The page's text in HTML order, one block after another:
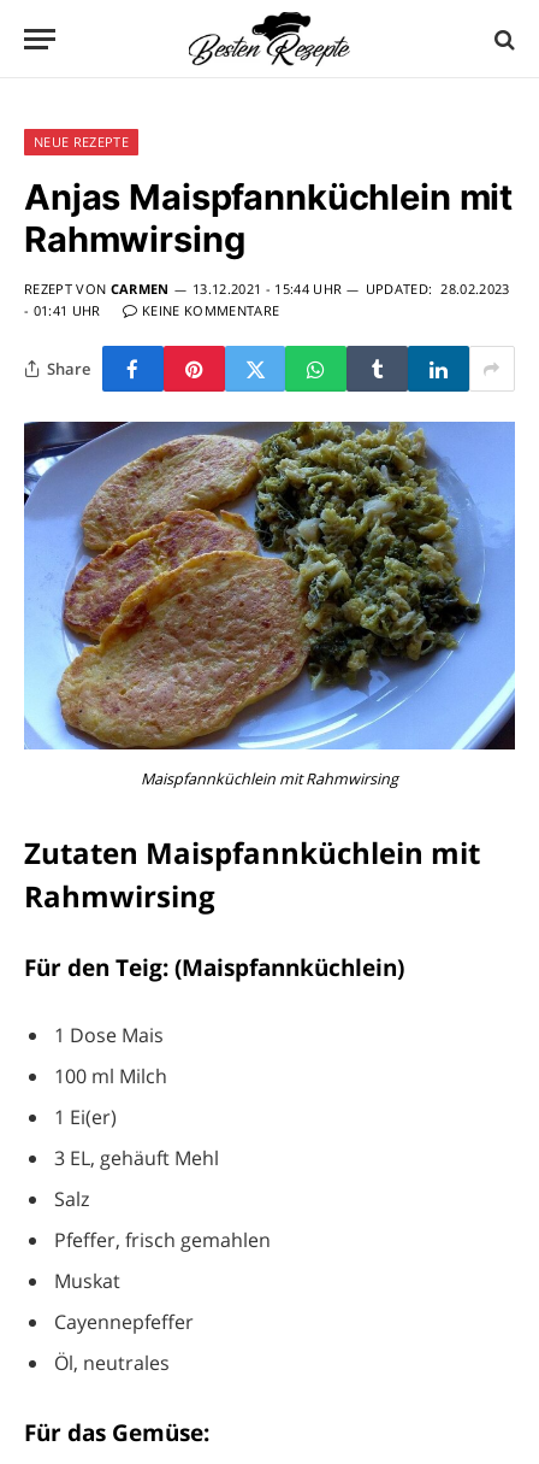
NEUE REZEPTE
Anjas Maispfannküchlein mit
Rahmwirsing
REZEPT VON CARMEN 13.12.2021 - 15:44 UHR UPDATED: 28.02.2023
- 01:41 UHR
KEINE KOMMENTARE
Share
Maispfannküchlein mit Rahmwirsing
Zutaten Maispfannküchlein mit
Rahmwirsing
Für den Teig: (Maispfannküchlein)
1 Dose Mais
100 ml Milch
1 Ei(er)
3 EL, gehäuft Mehl
Salz
Pfeffer, frisch gemahlen
Muskat
Cayennepfeffer
Öl, neutrales
Für das Gemüse: